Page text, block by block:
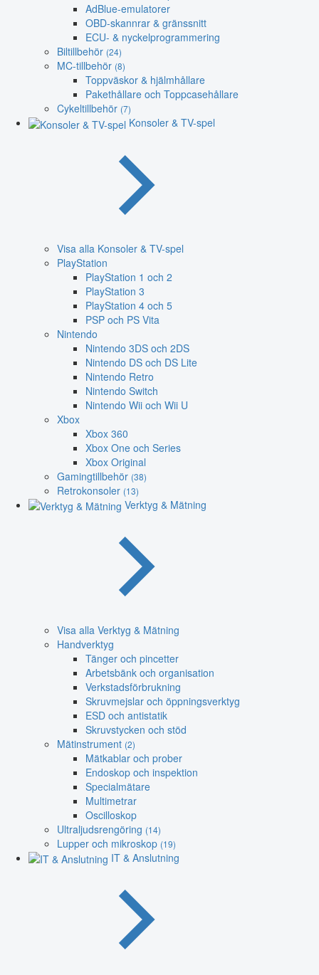
AdBlue-emulatorer
OBD-skannrar & gränssnitt
ECU- & nyckelprogrammering
Biltillbehör (24)
MC-tillbehör (8)
Toppväskor & hjälmhållare
Pakethållare och Toppcasehållare
Cykeltillbehör (7)
Konsoler & TV-spel
Visa alla Konsoler & TV-spel
PlayStation
PlayStation 1 och 2
PlayStation 3
PlayStation 4 och 5
PSP och PS Vita
Nintendo
Nintendo 3DS och 2DS
Nintendo DS och DS Lite
Nintendo Retro
Nintendo Switch
Nintendo Wii och Wii U
Xbox
Xbox 360
Xbox One och Series
Xbox Original
Gamingtillbehör (38)
Retrokonsoler (13)
Verktyg & Mätning
Visa alla Verktyg & Mätning
Handverktyg
Tänger och pincetter
Arbetsbänk och organisation
Verkstadsförbrukning
Skruvmejslar och öppningsverktyg
ESD och antistatik
Skruvstycken och stöd
Mätinstrument (2)
Mätkablar och prober
Endoskop och inspektion
Specialmätare
Multimetrar
Oscilloskop
Ultraljudsrengöring (14)
Lupper och mikroskop (19)
IT & Anslutning